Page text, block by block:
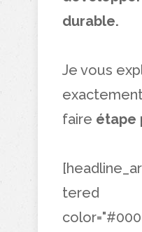
durable.
Je vous
faire étape
tered